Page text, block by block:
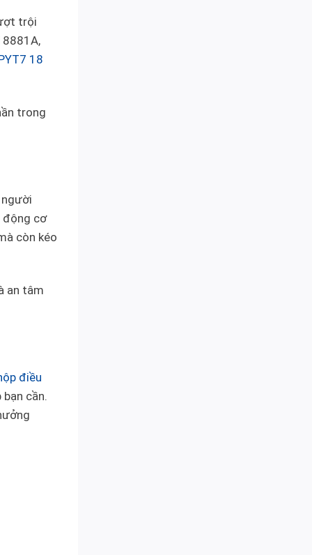
trội
18
trong
động cơ
còn kéo
an tâm
điều
cần.